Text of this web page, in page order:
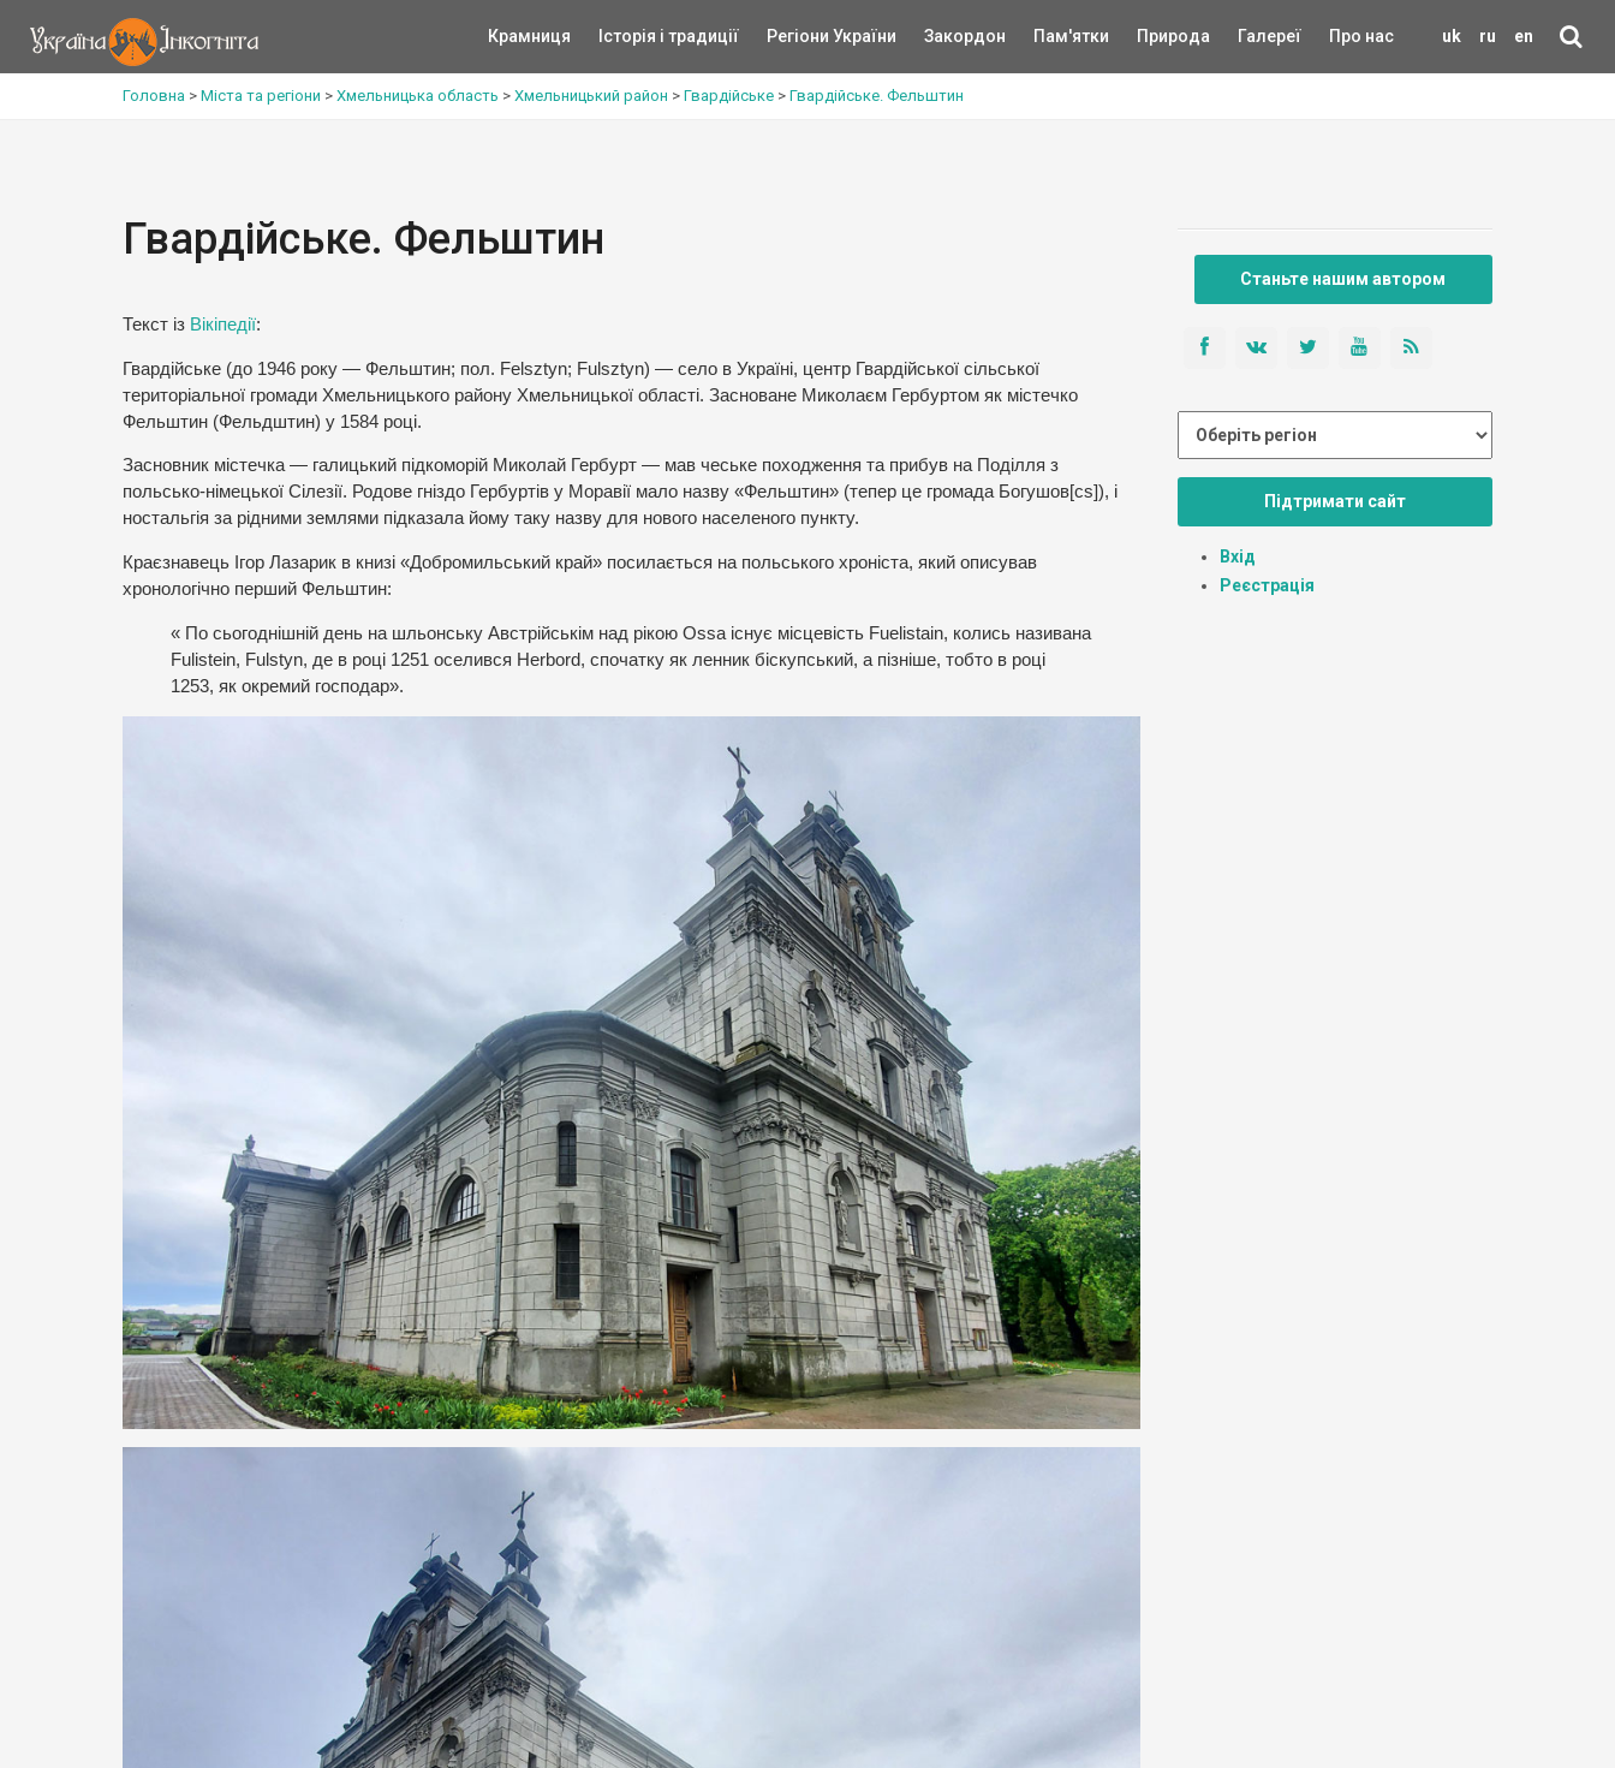
uk ru en
Крамниця Історія і традиції Регіони України Закордон Пам'ятки Природа Галереї Про нас
Головна > Міста та регіони > Хмельницька область > Хмельницький район > Гвардійське > Гвардійське. Фельштин
Гвардійське. Фельштин
Текст із Вікіпедії:
Гвардійське (до 1946 року — Фельштин; пол. Felsztyn; Fulsztyn) — село в Україні, центр Гвардійської сільської
територіальної громади Хмельницького району Хмельницької області. Засноване Миколаєм Гербуртом як містечко
Фельштин (Фельдштин) у 1584 році.
Засновник містечка — галицький підкоморій Миколай Гербурт — мав чеське походження та прибув на Поділля з
польсько-німецької Сілезії. Родове гніздо Гербуртів у Моравії мало назву «Фельштин» (тепер це громада Богушов[cs]), і
ностальгія за рідними землями підказала йому таку назву для нового населеного пункту.
Краєзнавець Ігор Лазарик в книзі «Добромильський край» посилається на польського хроніста, який описував
хронологічно перший Фельштин:
« По сьогоднішній день на шльонську Австрійськім над рікою Ossa існує місцевість Fuelistain, колись називана
Fulistein, Fulstyn, де в році 1251 оселився Herbord, спочатку як ленник біскупський, а пізніше, тобто в році
1253, як окремий господар».
Станьте нашим автором
Підтримати сайт
Вхід
Реєстрація